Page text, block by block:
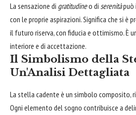
La sensazione di gratitudineo di serenitàpuò
con le proprie aspirazioni. Significa che si è
il futuro riserva, con fiducia e ottimismo. È
interiore e di accettazione.
Il Simbolismo della
Un'Analisi Dettagliata
La stella cadente è un simbolo composito,
Ogni elemento del sogno contribuisce a